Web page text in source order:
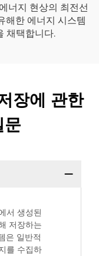
너지 현상의 최전선
해한 에너지 시스템
채택합니다.
장에 관한
문
서 생성된
저장하는
은 일반적
를 수집하